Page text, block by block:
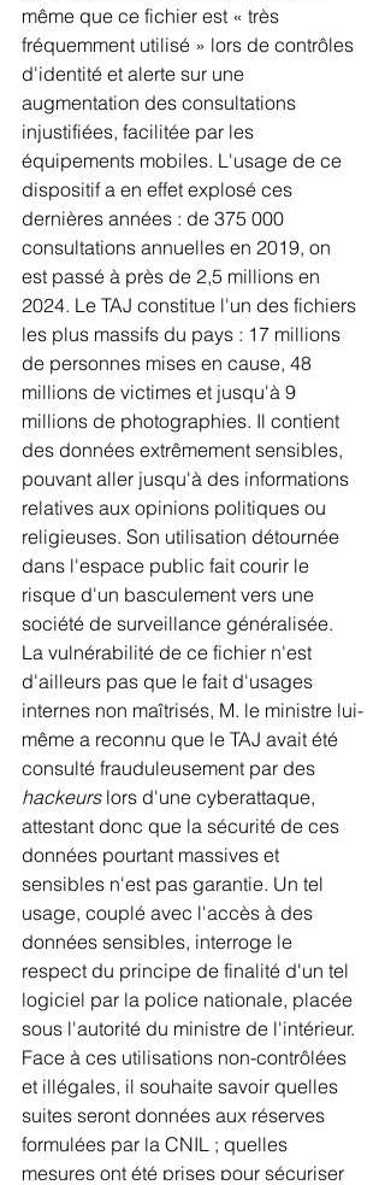
même que ce fichier est « très
fréquemment utilisé » lors de contrôles
d'identité et alerte sur une
augmentation des consultations
injustifiées, facilitée par les
équipements mobiles. L'usage de ce
dispositif a en effet explosé ces
dernières années : de 375 000
consultations annuelles en 2019, on
est passé à près de 2,5 millions en
2024. Le TAJ constitue l'un des fichiers
les plus massifs du pays : 17 millions
de personnes mises en cause, 48
millions de victimes et jusqu'à 9
millions de photographies. Il contient
des données extrêmement sensibles,
pouvant aller jusqu'à des informations
relatives aux opinions politiques ou
religieuses. Son utilisation détournée
dans l'espace public fait courir le
risque d'un basculement vers une
société de surveillance généralisée.
La vulnérabilité de ce fichier n'est
d'ailleurs pas que le fait d'usages
internes non maîtrisés, M. le ministre lui-
même a reconnu que le TAJ avait été
consulté frauduleusement par des
hackeurs lors d'une cyberattaque,
attestant donc que la sécurité de ces
données pourtant massives et
sensibles n'est pas garantie. Un tel
usage, couplé avec l'accès à des
données sensibles, interroge le
respect du principe de finalité d'un tel
logiciel par la police nationale, placée
sous l'autorité du ministre de l'intérieur.
Face à ces utilisations non-contrôlées
et illégales, il souhaite savoir quelles
suites seront données aux réserves
formulées par la CNIL ; quelles
mesures ont été prises pour sécuriser